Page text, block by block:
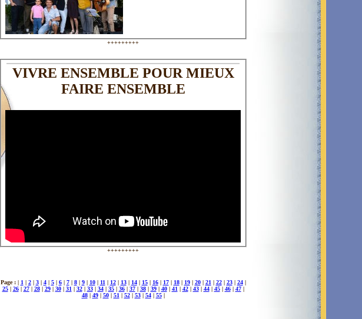
+++++++++
VIVRE ENSEMBLE POUR MIEUX
FAIRE ENSEMBLE
+++++++++
Page : | 1| 2| 3| 4| 5| 6| 7| 8| 9| 10| 11| 12| 13| 14| 15| 16| 17| 18| 19| 20| 21| 22| 23| 24|
25| 26| 27| 28| 29| 30| 31| 32| 33| 34| 35| 36| 37| 38| 39| 40| 41| 42| 43| 44| 45| 46| 47|
48| 49| 50| 51| 52| 53| 54| 55|